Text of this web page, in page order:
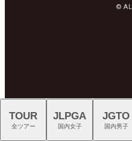
©
TOUR
全ツアー
JLPGA
国内女子
JGTO
国内男子